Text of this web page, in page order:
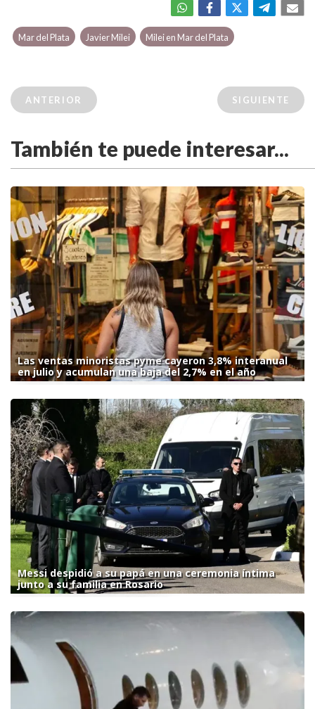
Mar del Plata Javier Milei Milei en Mar del Plata
ANTERIOR SIGUIENTE
También te puede interesar...
Las ventas minoristas pyme cayeron 3,8% interanual
en julio y acumulan una baja del 2,7% en el año
Messi despidió a su papá en una ceremonia íntima
junto a su familia en Rosario